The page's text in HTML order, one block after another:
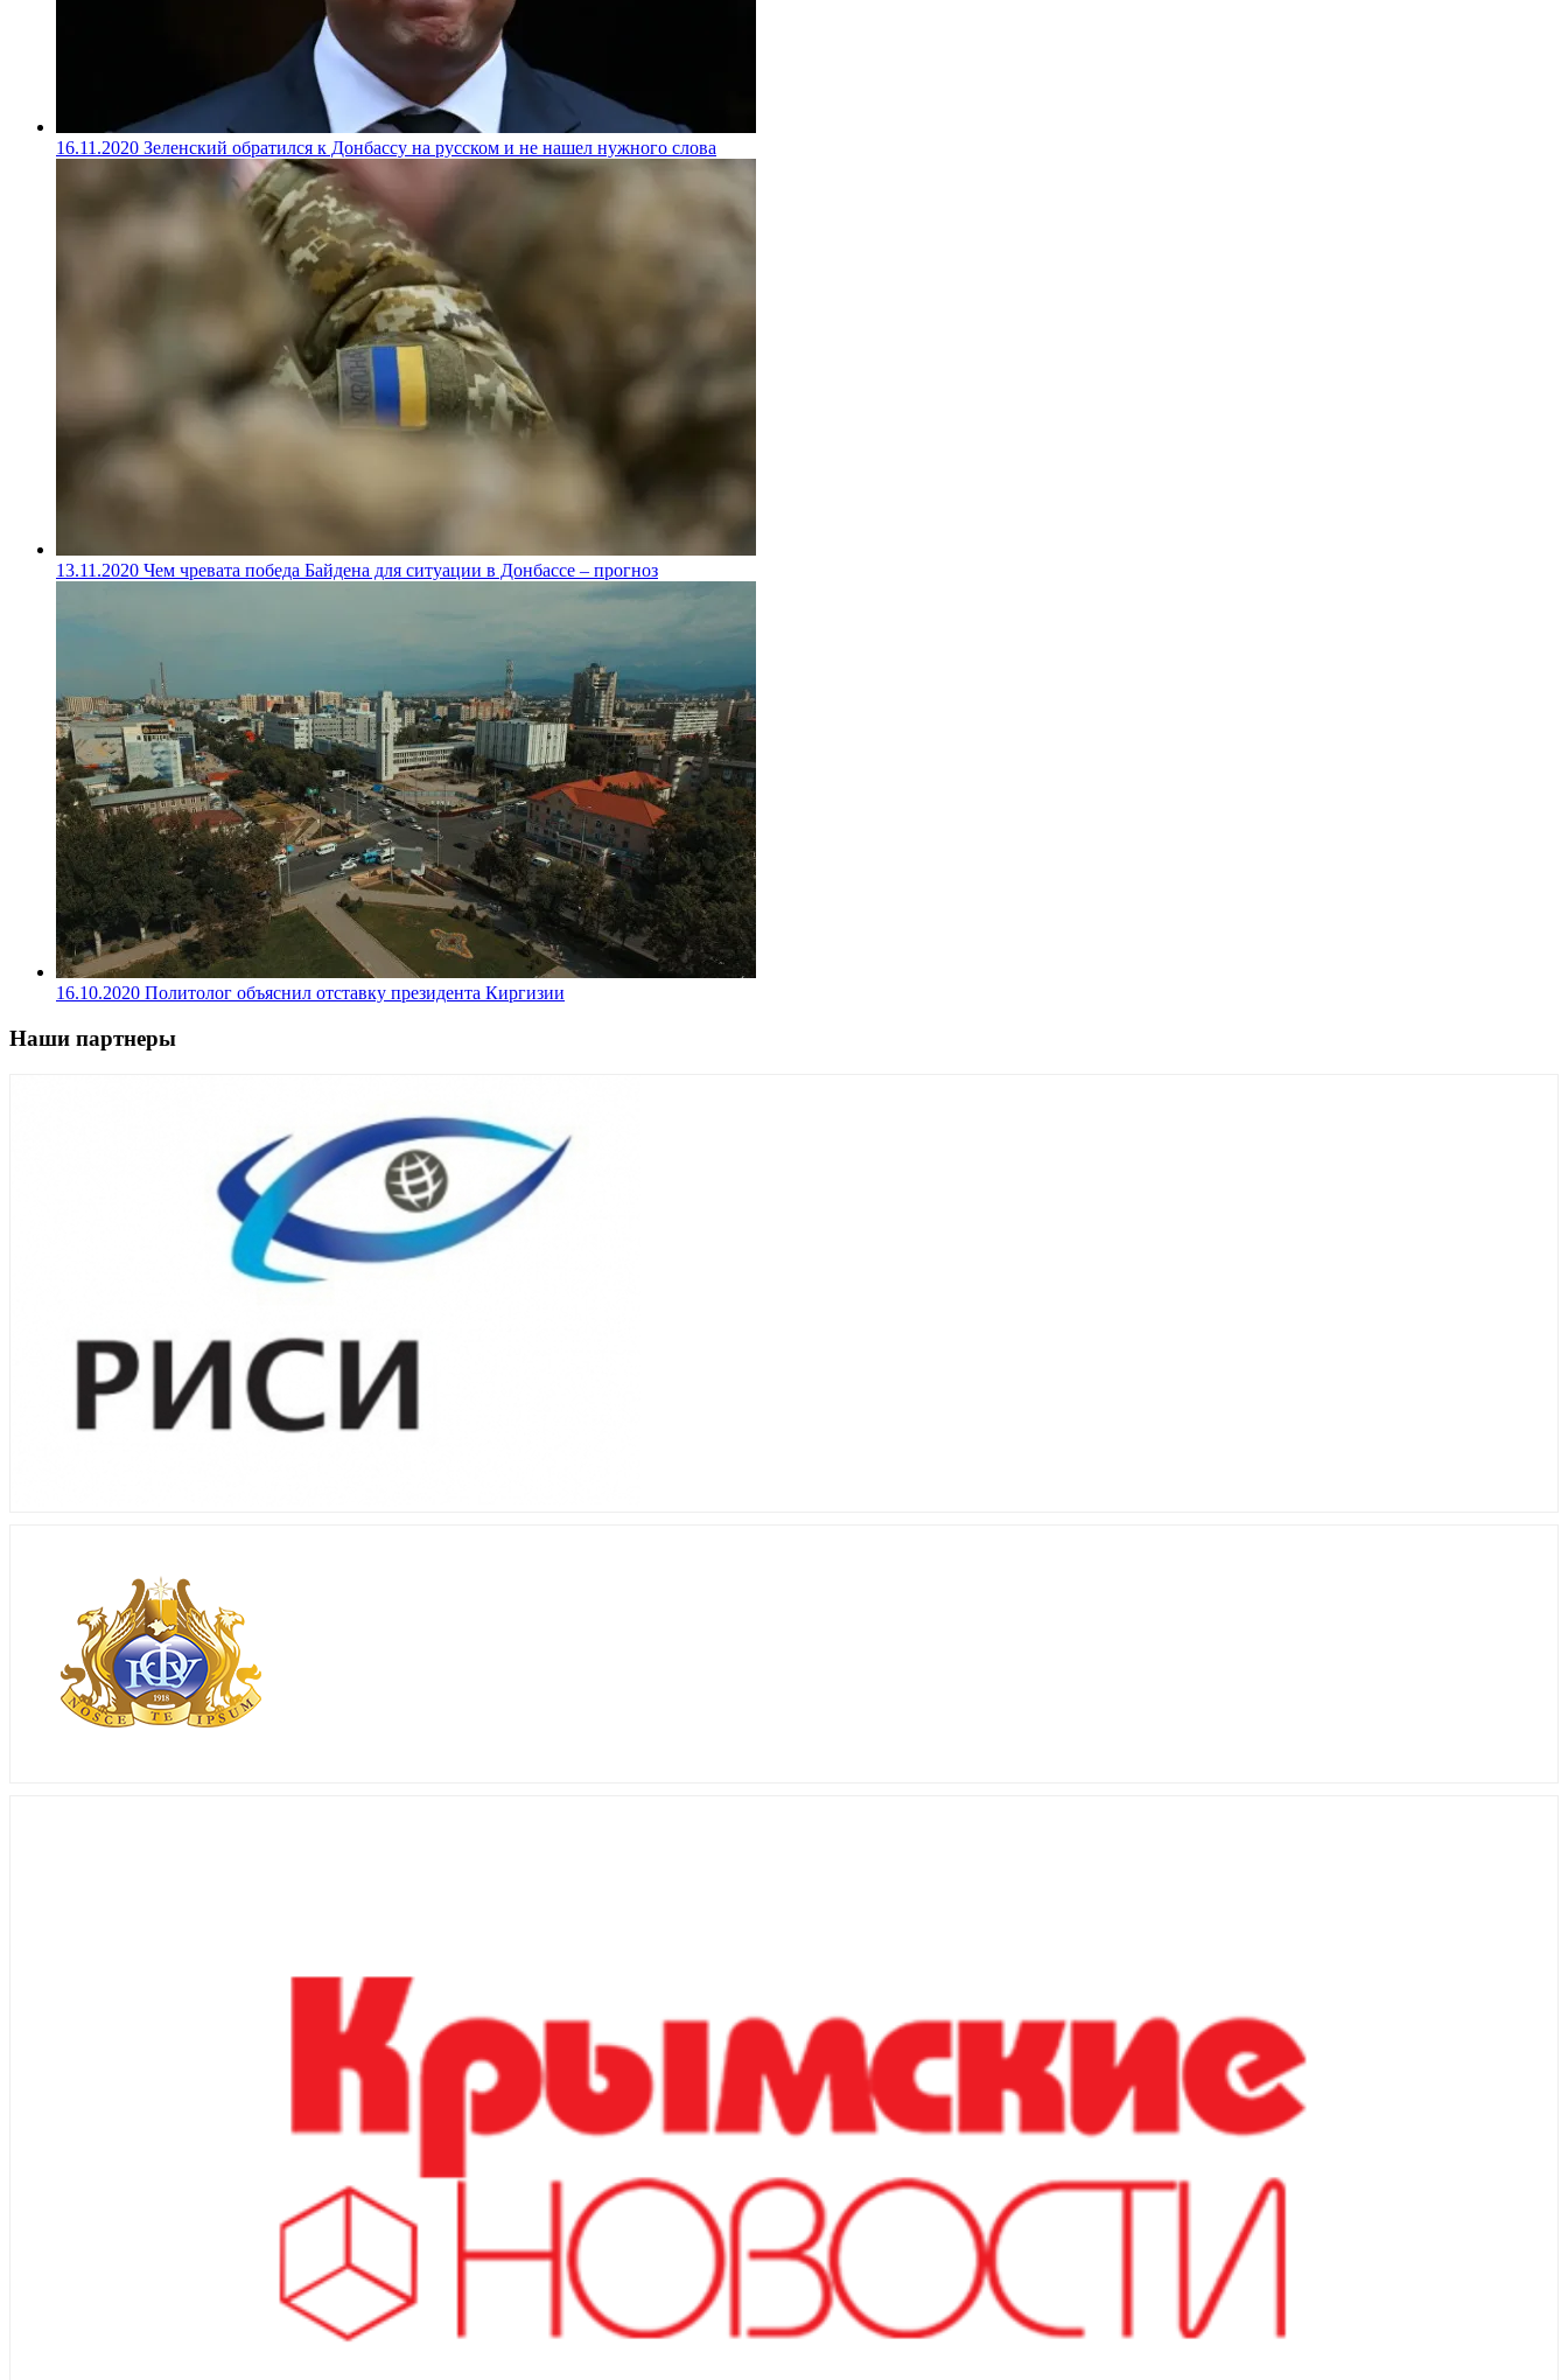
16.11.2020 Зеленский обратился к Донбассу на русском и не нашел нужного слова
13.11.2020 Чем чревата победа Байдена для ситуации в Донбассе – прогноз
16.10.2020 Политолог объяснил отставку президента Киргизии
Наши партнеры